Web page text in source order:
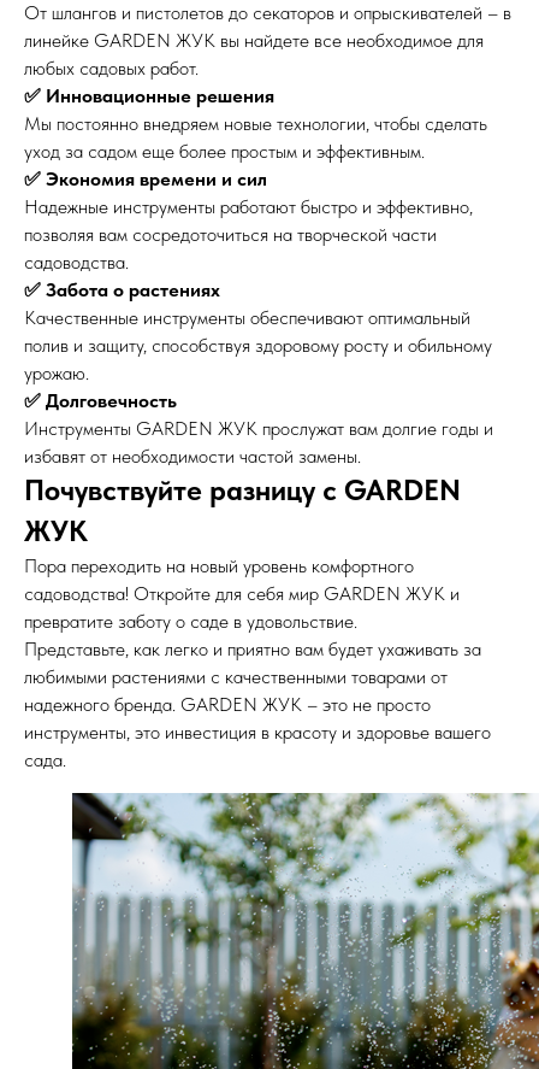
От шлангов и пистолетов до секаторов и опрыскивателей – в
линейке GARDEN ЖУК вы найдете все необходимое для
любых садовых работ.
✅ Инновационные решения
Мы постоянно внедряем новые технологии, чтобы сделать
уход за садом еще более простым и эффективным.
✅ Экономия времени и сил
Надежные инструменты работают быстро и эффективно,
позволяя вам сосредоточиться на творческой части
садоводства.
✅ Забота о растениях
Качественные инструменты обеспечивают оптимальный
полив и защиту, способствуя здоровому росту и обильному
урожаю.
✅ Долговечность
Инструменты GARDEN ЖУК прослужат вам долгие годы и
избавят от необходимости частой замены.
Почувствуйте разницу с GARDEN
ЖУК
Пора переходить на новый уровень комфортного
садоводства! Откройте для себя мир GARDEN ЖУК и
превратите заботу о саде в удовольствие.
Представьте, как легко и приятно вам будет ухаживать за
любимыми растениями с качественными товарами от
надежного бренда. GARDEN ЖУК – это не просто
инструменты, это инвестиция в красоту и здоровье вашего
сада.